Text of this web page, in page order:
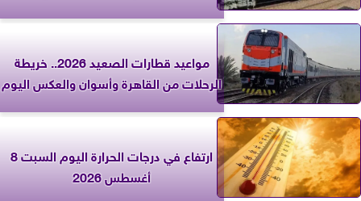
مواعيد قطارات الصعيد 2026.. خريطة
الرحلات من القاهرة وأسوان والعكس اليوم
ارتفاع في درجات الحرارة اليوم السبت 8
أغسطس 2026